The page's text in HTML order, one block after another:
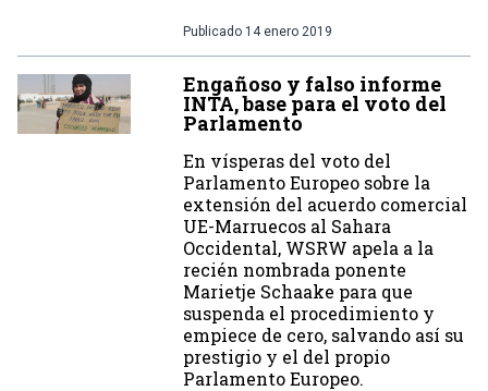
Publicado 14 enero 2019
Engañoso y falso informe
INTA, base para el voto del
Parlamento
En vísperas del voto del
Parlamento Europeo sobre la
extensión del acuerdo comercial
UE-Marruecos al Sahara
Occidental, WSRW apela a la
recién nombrada ponente
Marietje Schaake para que
suspenda el procedimiento y
empiece de cero, salvando así su
prestigio y el del propio
Parlamento Europeo.